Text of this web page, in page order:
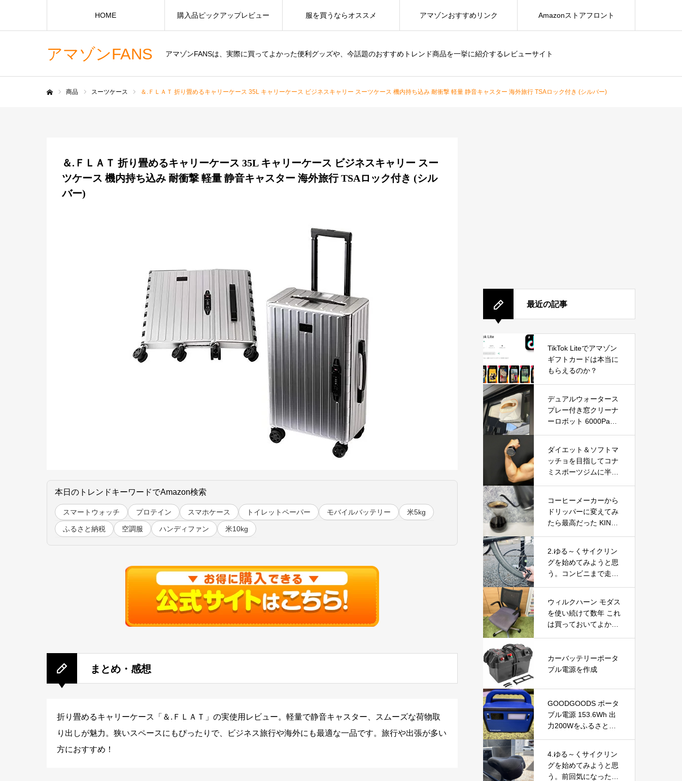
アマゾンFANS アマゾンFANSは、実際に買ってよかった便利グッズや、今話題のおすすめトレンド商品を一挙に紹介するレビューサイト
HOME 購入品ピックアップレビュー 服を買うならオススメ アマゾンおすすめリンク Amazonストアフロント
商品 スーツケース ＆.ＦＬＡＴ 折り畳めるキャリーケース 35L キャリーケース ビジネスキャリー スーツケース 機内持ち込み 耐衝撃 軽量 静音キャスター 海外旅行 TSAロック付き (シルバー)
＆.ＦＬＡＴ 折り畳めるキャリーケース 35L キャリーケース ビジネスキャリー スー
ツケース 機内持ち込み 耐衝撃 軽量 静音キャスター 海外旅行 TSAロック付き (シル
バー)
本日のトレンドキーワードでAmazon検索
スマートウォッチ プロテイン スマホケース トイレットペーパー モバイルバッテリー 米5kg
ふるさと納税 空調服 ハンディファン 米10kg
まとめ・感想
折り畳めるキャリーケース「＆.ＦＬＡＴ」の実使用レビュー。軽量で静音キャスター、スムーズな荷物取
り出しが魅力。狭いスペースにもぴったりで、ビジネス旅行や海外にも最適な一品です。旅行や出張が多い
方におすすめ！
最近の記事
TikTok Liteでアマゾン
ギフトカードは本当に
もらえるのか？
デュアルウォータース
プレー付き窓クリーナ
ーロボット 6000Pa吸
で掃除できる窓掃除ロ
ボットを徹底レビュー
ダイエット＆ソフトマ
ッチョを目指してコナ
ミスポーツジムに半年
コーヒーメーカーから
ドリッパーに変えてみ
たら最高だった KINTO
2.ゆる～くサイクリン
グを始めてみようと思
う。コンビニまで走っ
ウィルクハーン モダス
を使い続けて数年 これ
は買っておいてよかっ
カーバッテリーポータ
ブル電源を作成
GOODGOODS ポータ
ブル電源 153.6Wh 出
力200Wをふるさと納
な小型ポータブル電源
を徹底レビュー
4.ゆる～くサイクリン
グを始めてみようと思
う。前回気になったこ